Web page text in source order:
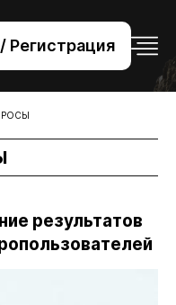
Регистрация
76-32
результатов